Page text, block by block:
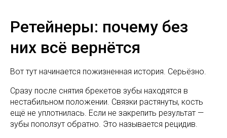
Ретейнеры: почему без
них всё вернётся
Вот тут начинается пожизненная история. Серьёзно.
Сразу после снятия брекетов зубы находятся в
нестабильном положении. Связки растянуты, кость
ещё не уплотнилась. Если не закрепить результат —
зубы поползут обратно. Это называется рецидив.